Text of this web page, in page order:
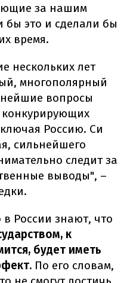
за нашим
бы это и сделали бы
время.
нескольких лет
многополярный
вопросы
конкурирующих
Россию. Си
сильнейшего
следит за
выводы", –
России знают, что
к
будет иметь
По его словам,